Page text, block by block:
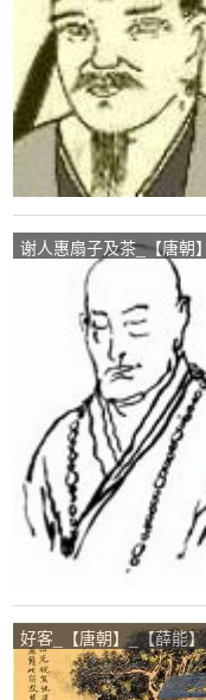
谢人惠扇子及茶_【唐朝】
_【齐己】
好客_【唐朝】_【薛能】